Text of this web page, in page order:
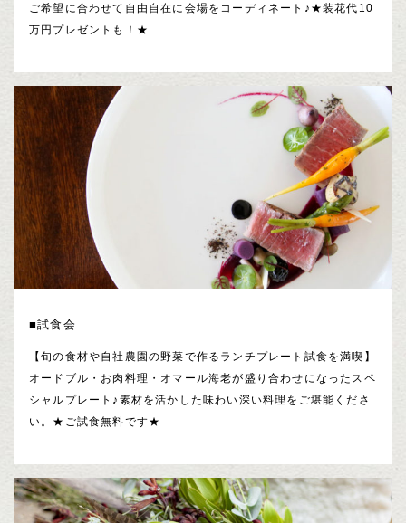
ご希望に合わせて自由自在に会場をコーディネート♪★装花代10
万円プレゼントも！★
■試食会
【旬の食材や自社農園の野菜で作るランチプレート試食を満喫】
オードブル・お肉料理・オマール海老が盛り合わせになったスペ
シャルプレート♪素材を活かした味わい深い料理をご堪能くださ
い。★ご試食無料です★